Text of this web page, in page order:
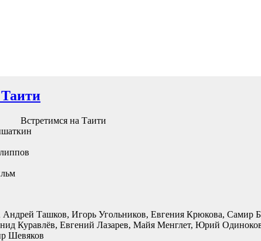
Встретимся на Таити
Ташков, Игорь Угольников, Евгения Крюкова, Самир
Куравлёв, Евгений Лазарев, Майя Менглет, Юрий
Шевяков